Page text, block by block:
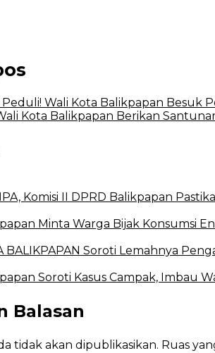
Peduli! Wali Kota Balikpapan Besuk
Kota Balikpapan Berikan
Komisi II DPRD Balikpapan
Minta Warga Bijak Konsumsi
BALIKPAPAN Soroti Lemahnya
Soroti Kasus Campak, Imbau
Balasan
tidak akan dipublikasikan. Ruas